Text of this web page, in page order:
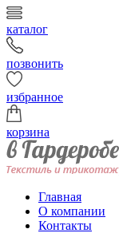
каталог
позвонить
избранное
корзина
Главная
О компании
Контакты